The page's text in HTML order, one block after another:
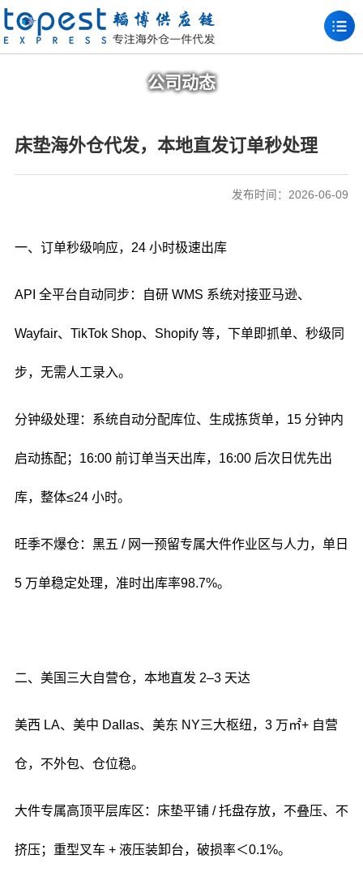
公司动态
床垫海外仓代发，本地直发订单秒处理
发布时间：2026-06-09
一、订单秒级响应，24 小时极速出库
API 全平台自动同步：自研 WMS 系统对接亚马逊、
Wayfair、TikTok Shop、Shopify 等，下单即抓单、秒级同
步，无需人工录入。
分钟级处理：系统自动分配库位、生成拣货单，15 分钟内
启动拣配；16:00 前订单当天出库，16:00 后次日优先出
库，整体≤24 小时。
旺季不爆仓：黑五 / 网一预留专属大件作业区与人力，单日
5 万单稳定处理，准时出库率98.7%。
二、美国三大自营仓，本地直发 2–3 天达
美西 LA、美中 Dallas、美东 NY三大枢纽，3 万㎡+ 自营
仓，不外包、仓位稳。
大件专属高顶平层库区：床垫平铺 / 托盘存放，不叠压、不
挤压；重型叉车 + 液压装卸台，破损率＜0.1%。